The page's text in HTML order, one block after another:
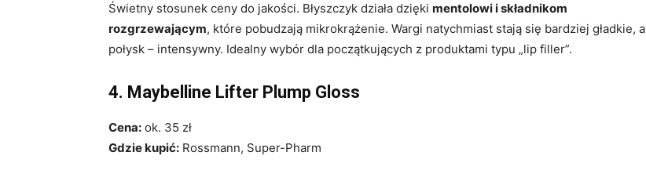
Świetny stosunek ceny do jakości. Błyszczyk działa dzięki mentolowi i składnikom
rozgrzewającym, które pobudzają mikrokrążenie. Wargi natychmiast stają się bardziej gładkie, a
połysk – intensywny. Idealny wybór dla początkujących z produktami typu „lip filler”.
4. Maybelline Lifter Plump Gloss
Cena: ok. 35 zł
Gdzie kupić: Rossmann, Super-Pharm